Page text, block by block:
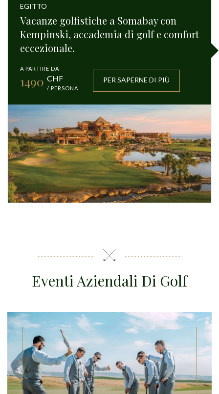
EGITTO
Vacanze golfistiche a Somabay con
Kempinski, accademia di golf e comfort
eccezionale.
A PARTIRE DA
1490 CHF
/ PERSONA
PER SAPERNE DI PIÙ
Eventi Aziendali Di Golf